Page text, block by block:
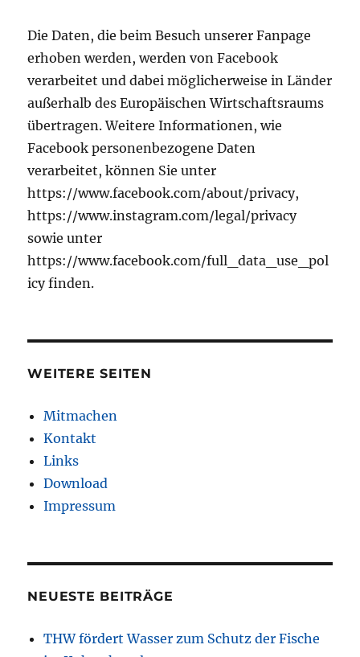
Die Daten, die beim Besuch unserer Fanpage
erhoben werden, werden von Facebook
verarbeitet und dabei möglicherweise in Länder
außerhalb des Europäischen Wirtschaftsraums
übertragen. Weitere Informationen, wie
Facebook personenbezogene Daten
verarbeitet, können Sie unter
https://www.facebook.com/about/privacy,
https://www.instagram.com/legal/privacy
sowie unter
https://www.facebook.com/full_data_use_pol
icy finden.
WEITERE SEITEN
Mitmachen
Kontakt
Links
Download
Impressum
NEUESTE BEITRÄGE
THW fördert Wasser zum Schutz der Fische